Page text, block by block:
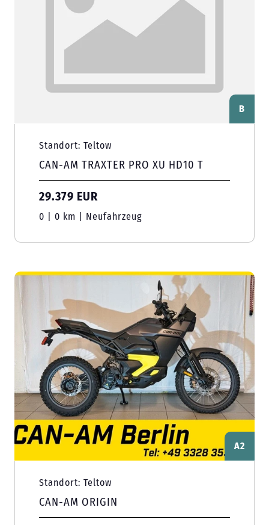
B
Standort: Teltow
CAN-AM TRAXTER PRO XU HD10 T
29.379 EUR
0 | 0 km | Neufahrzeug
A2
Standort: Teltow
CAN-AM ORIGIN